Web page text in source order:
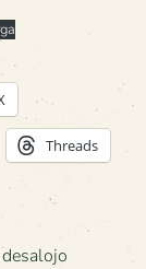
Threads
desalojo